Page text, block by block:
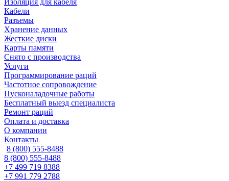
Изоляция для кабеля
Кабели
Разъемы
Хранение данных
Жесткие диски
Карты памяти
Снято с производства
Услуги
Программирование раций
Частотное сопровождение
Пусконаладочные работы
Бесплатный выезд специалиста
Ремонт раций
Оплата и доставка
О компании
Контакты
8 (800) 555-8488
8 (800) 555-8488
+7 499 719 8388
+7 991 779 2788